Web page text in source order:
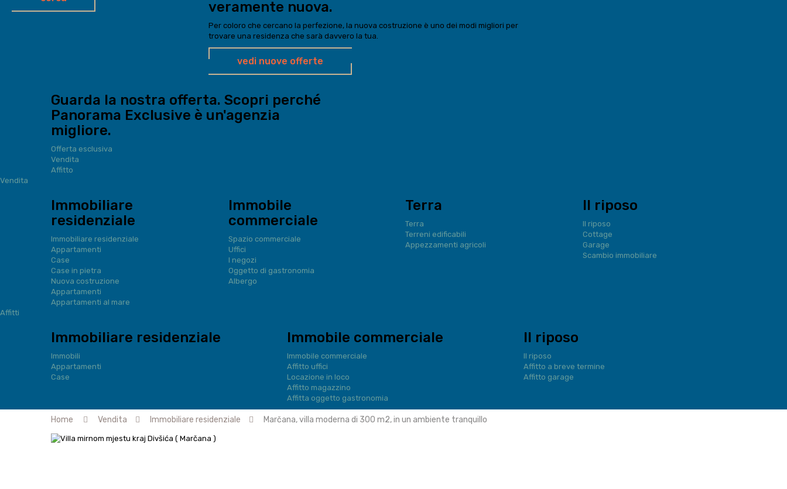
veramente nuova.
Per coloro che cercano la perfezione, la nuova costruzione è uno dei modi migliori per
trovare una residenza che sarà davvero la tua.
vedi nuove offerte
Guarda la nostra offerta. Scopri perché
Panorama Exclusive è un'agenzia
migliore.
Offerta esclusiva
Vendita
Affitto
Vendita
Immobiliare
residenziale
Immobiliare residenziale
Appartamenti
Case
Case in pietra
Nuova costruzione
Appartamenti
Appartamenti al mare
Immobile
commerciale
Spazio commerciale
Uffici
I negozi
Oggetto di gastronomia
Albergo
Terra
Terra
Terreni edificabili
Appezzamenti agricoli
Il riposo
Il riposo
Cottage
Garage
Scambio immobiliare
Affitti
Immobiliare residenziale
Immobili
Appartamenti
Case
Immobile commerciale
Immobile commerciale
Affitto uffici
Locazione in loco
Affitto magazzino
Affitta oggetto gastronomia
Il riposo
Il riposo
Affitto a breve termine
Affitto garage
Home Vendita Immobiliare residenziale Marčana, villa moderna di 300 m2, in un ambiente tranquillo